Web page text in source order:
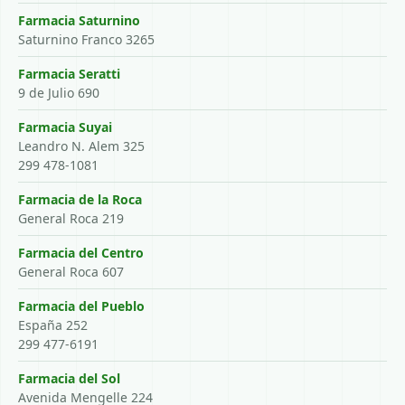
Farmacia Saturnino
Saturnino Franco 3265
Farmacia Seratti
9 de Julio 690
Farmacia Suyai
Leandro N. Alem 325
299 478-1081
Farmacia de la Roca
General Roca 219
Farmacia del Centro
General Roca 607
Farmacia del Pueblo
España 252
299 477-6191
Farmacia del Sol
Avenida Mengelle 224